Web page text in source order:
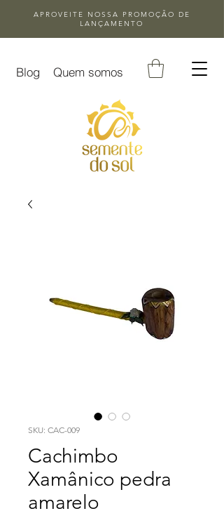
APROVEITE NOSSA
PROMOÇÃO DE
LANÇAMENTO
Blog Quem somos
SKU: CAC-009
Cachimbo
Xamânico pedra
amarelo